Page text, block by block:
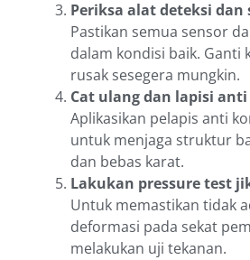
Periksa alat deteksi
Pastikan semua sensor
dalam kondisi baik. Ganti
rusak sesegera mungkin.
Cat ulang dan lapisi
Aplikasikan pelapis anti
untuk menjaga struktur
dan bebas karat.
Lakukan pressure test
Untuk memastikan tidak
deformasi pada sekat
melakukan uji tekanan.